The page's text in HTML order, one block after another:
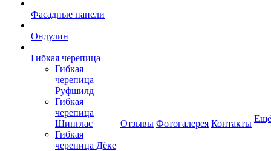
Фасадные панели
Ондулин
Гибкая черепица
Гибкая
черепица
Руфшилд
Гибкая
черепица
Шинглас
Гибкая
черепица Дёке
Отзывы Фотогалерея Контакты Ещё